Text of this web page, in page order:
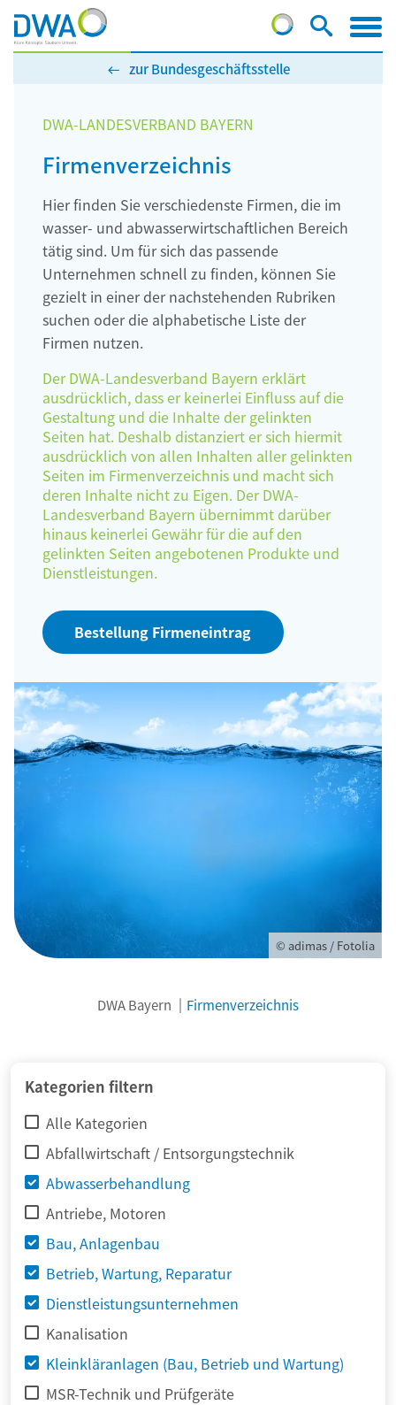
zur Bundesgeschäftsstelle
DWA-LANDESVERBAND BAYERN
Firmenverzeichnis
Hier finden Sie verschiedenste Firmen, die im
wasser- und abwasserwirtschaftlichen Bereich
tätig sind. Um für sich das passende
Unternehmen schnell zu finden, können Sie
gezielt in einer der nachstehenden Rubriken
suchen oder die alphabetische Liste der
Firmen nutzen.
Der DWA-Landesverband Bayern erklärt
ausdrücklich, dass er keinerlei Einfluss auf die
Gestaltung und die Inhalte der gelinkten
Seiten hat. Deshalb distanziert er sich hiermit
ausdrücklich von allen Inhalten aller gelinkten
Seiten im Firmenverzeichnis und macht sich
deren Inhalte nicht zu Eigen. Der DWA-
Landesverband Bayern übernimmt darüber
hinaus keinerlei Gewähr für die auf den
gelinkten Seiten angebotenen Produkte und
Dienstleistungen.
Bestellung Firmeneintrag
© adimas / Fotolia
DWA Bayern Firmenverzeichnis
Kategorien filtern
Alle Kategorien
Abfallwirtschaft / Entsorgungstechnik
Abwasserbehandlung
Antriebe, Motoren
Bau, Anlagenbau
Betrieb, Wartung, Reparatur
Dienstleistungsunternehmen
Kanalisation
Kleinkläranlagen (Bau, Betrieb und Wartung)
MSR-Technik und Prüfgeräte